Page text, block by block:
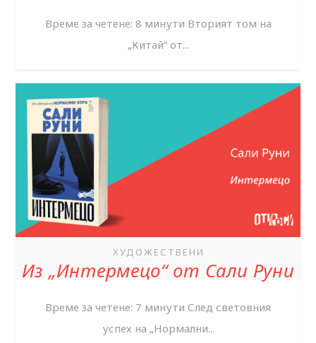
Време за четене: 8 минути Вторият том на
„Китай“ от...
ХУДОЖЕСТВЕНИ
Из „Интермецо“ от Сали Руни
Време за четене: 7 минути След световния
успех на „Нормални...